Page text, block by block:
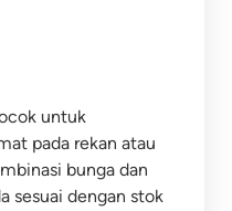
untuk
pada rekan atau
bunga dan
sesuai dengan stok